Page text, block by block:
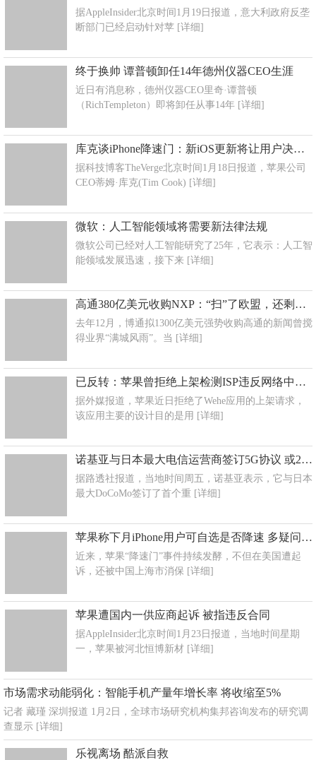
据AppleInsider北京时间1月19日报道，意大利政府反垄
断部门已经启动针对苹 [详细]
终于换帅 谭普顿卸任14年德州仪器CEO生涯
近日有消息称，德州仪器CEO里奇·谭普顿
（RichTempleton）即将卸任从事14年 [详细]
库克谈iPhone降速门：新iOS更新将让用户决定是否降速
据科技博客TheVerge北京时间1月18日报道，苹果公司
CEO蒂姆·库克(Tim Cook) [详细]
微软：人工智能领域将需要新法律法规
微软公司已经对人工智能研究了25年，它表示：人工智
能领域发展迅速，接下来 [详细]
高通380亿美元收购NXP：“扫”了欧盟，还剩中国
去年12月，博通拟1300亿美元强势收购高通的新闻曾搅
得业界“满城风雨”。当 [详细]
已反转：苹果曾拒绝上架检测ISP违反网络中立性的应用
据外媒报道，苹果近日拒绝了Wehe应用的上架请求，
该应用主要的设计目的是用 [详细]
诺基亚与日本最大电信运营商签订5G协议 或2020年投入商用
据路透社报道，当地时间周五，诺基亚表示，它与日本
最大DoCoMo签订了首个重 [详细]
苹果称下月iPhone用户可自选是否降速 多疑问仍待解
近来，苹果“降速门”事件持续发酵，不但在美国遭起
诉，还被中国上海市消保 [详细]
苹果遭国内一供应商起诉 被指违反合同
据AppleInsider北京时间1月23日报道，当地时间星期
一，苹果被河北恒博新材 [详细]
市场需求动能弱化：智能手机产量年增长率 将收缩至5%
记者 藏瑾 深圳报道 1月2日，全球市场研究机构集邦咨询发布的研究调
查显示 [详细]
乐视离场 酷派自救